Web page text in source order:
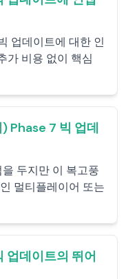
업데이트에 대한 인
가 비용 없이 핵심
Phase 7 빅 업데
두지만 이 복고풍
멀티플레이어 또는
업데이트의 뛰어